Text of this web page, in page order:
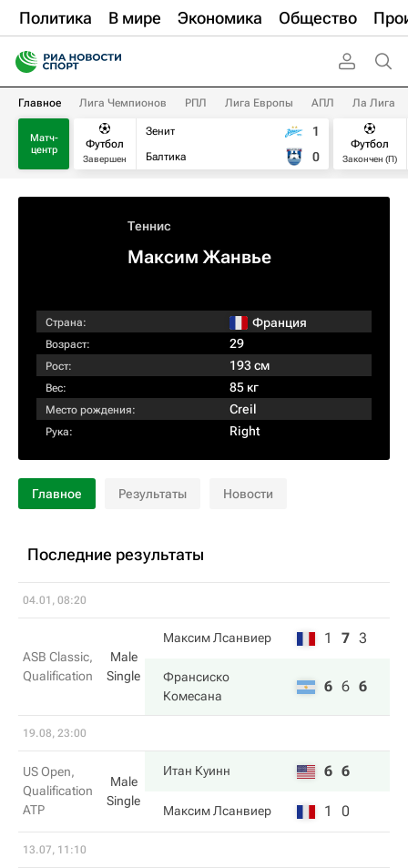
Политика В мире Экономика Общество
Главное Лига Чемпионов РПЛ Лига Европы АПЛ Ла Лига
Матч-
центр
Футбол
Завершен
Зенит
Балтика
1
0
Футбол
Закончен (П)
Теннис
Максим Жанвье
Страна: Франция
Возраст: 29
Рост: 193 см
Вес: 85 кг
Место рождения: Creil
Рука: Right
Главное Результаты Новости
Последние результаты
04.01, 08:20
ASB Classic,
Qualification
Male
Single
Максим Лсанвиер 1 7 3
Франсиско
Комесана
6 6 6
19.08, 23:00
US Open,
Qualification
ATP
Male
Single
Итан Куинн 6 6
Максим Лсанвиер 1 0
13.07, 11:10